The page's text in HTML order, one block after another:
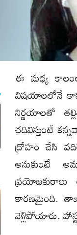
ఈ మధ్య
విషయాలలోనే
నిర్ణయాలతో
చదివిస్తుంటే
ద్రోహం చేసి
అనుకుంటే
ప్రయోజకురాలు
కారణమైంది.
వెళ్లిపోయారు.